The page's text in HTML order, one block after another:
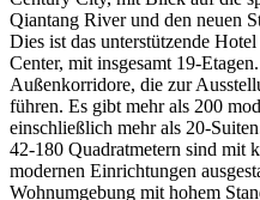
Qiantang River und den neuen
Dies ist das unterstützende
Center, mit insgesamt 19-
Außenkorridore, die zur
führen. Es gibt mehr als 200
einschließlich mehr als 20-
42-180 Quadratmetern sind mit
modernen Einrichtungen
Wohnumgebung mit hohem